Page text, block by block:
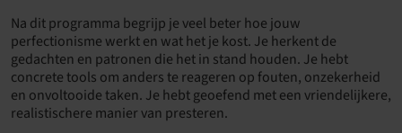
Na dit programma begrijp je veel beter hoe jouw
perfectionisme werkt en wat het je kost. Je herkent de
gedachten en patronen die het in stand houden. Je hebt
concrete tools om anders te reageren op fouten, onzekerheid
en onvoltooide taken. Je hebt geoefend met een vriendelijkere,
realistischere manier van presteren.